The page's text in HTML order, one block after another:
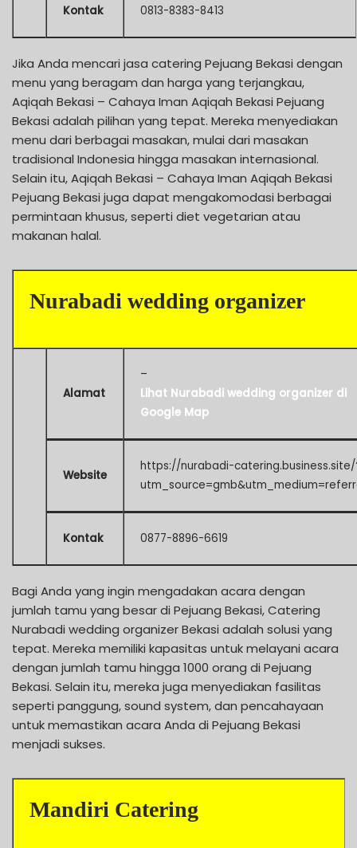
Kontak 0813-8383-8413
Jika Anda mencari jasa catering Pejuang Bekasi dengan
menu yang beragam dan harga yang terjangkau,
Aqiqah Bekasi – Cahaya Iman Aqiqah Bekasi Pejuang
Bekasi adalah pilihan yang tepat. Mereka menyediakan
menu dari berbagai masakan, mulai dari masakan
tradisional Indonesia hingga masakan internasional.
Selain itu, Aqiqah Bekasi – Cahaya Iman Aqiqah Bekasi
Pejuang Bekasi juga dapat mengakomodasi berbagai
permintaan khusus, seperti diet vegetarian atau
makanan halal.
Nurabadi wedding organizer
Alamat
–
Lihat Nurabadi wedding organizer di
Google Map
Website
https://nurabadi-
Kontak 0877-8896-6619
Bagi Anda yang ingin mengadakan acara dengan
jumlah tamu yang besar di Pejuang Bekasi, Catering
Nurabadi wedding organizer Bekasi adalah solusi yang
tepat. Mereka memiliki kapasitas untuk melayani acara
dengan jumlah tamu hingga 1000 orang di Pejuang
Bekasi. Selain itu, mereka juga menyediakan fasilitas
seperti panggung, sound system, dan pencahayaan
untuk memastikan acara Anda di Pejuang Bekasi
menjadi sukses.
Mandiri Catering